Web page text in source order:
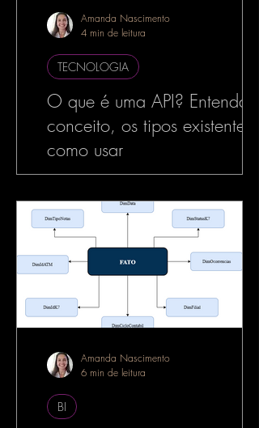
O que é uma API? Entenda o
conceito, os tipos existentes e
como usar
No mundo da tecnologia,
no desenvolvimento de software, o termo
API é muito utilizado — e com razão. As
APIs estão por...
TECNOLOGIA
Amanda Nascimento
4 min de leitura
BI
Amanda Nascimento
6 min de leitura